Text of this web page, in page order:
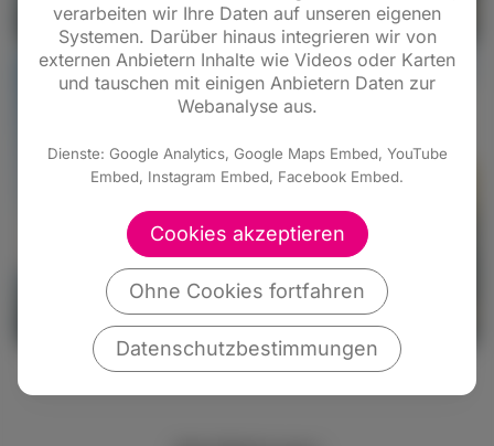
verarbeiten wir Ihre Daten auf unseren eigenen
Systemen. Darüber hinaus integrieren wir von
externen Anbietern Inhalte wie Videos oder Karten
und tauschen mit einigen Anbietern Daten zur
Webanalyse aus.
Dienste: Google Analytics, Google Maps Embed, YouTube
Embed, Instagram Embed, Facebook Embed.
Cookies akzeptieren
Ohne Cookies fortfahren
Datenschutzbestimmungen